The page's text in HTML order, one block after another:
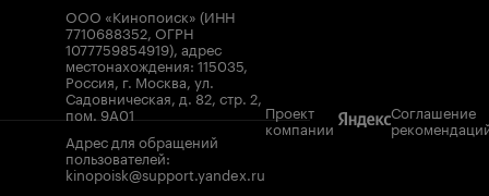
ООО «Кинопоиск» (ИНН
7710688352, ОГРН
1077759854919), адрес
местонахождения: 115035,
Россия, г. Москва, ул.
Садовническая, д. 82, стр. 2,
пом. 9А01
Адрес для обращений
пользователей:
kinopoisk@support.yandex.ru
Проект
компании
Соглашение